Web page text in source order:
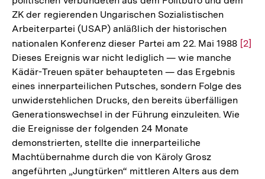
ZK der regierenden Ungarischen Sozialistischen
Arbeiterpartei (USAP) anläßlich der historischen
nationalen Konferenz dieser Partei am 22. Mai 1988 Zur
[2]
Dieses Ereignis war nicht lediglich — wie manche
Kädär-Treuen später behaupteten — das Ergebnis
eines innerparteilichen Putsches, sondern Folge des
unwiderstehlichen Drucks, den bereits überfälligen
Generationswechsel in der Führung einzuleiten. Wie
die Ereignisse der folgenden 24 Monate
demonstrierten, stellte die innerparteiliche
Machtübernahme durch die von Käroly Grosz
angeführten „Jungtürken“ mittleren Alters aus dem